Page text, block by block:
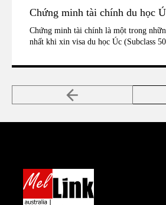
Chứng minh tài chính du học
Chứng minh tài chính là một trong
nhất khi xin visa du học Úc (Subclass